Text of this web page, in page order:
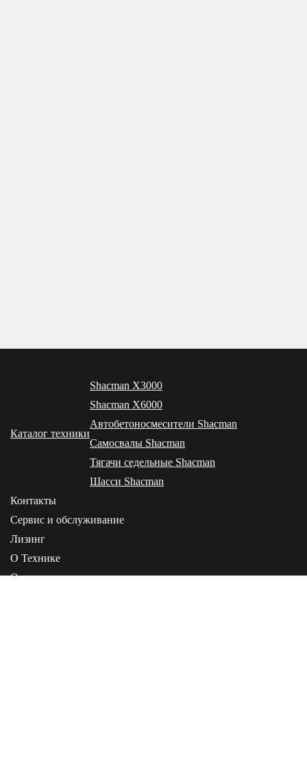
Каталог техники
Shacman X3000
Shacman X6000
Автобетоносмесители Shacman
Самосвалы Shacman
Тягачи седельные Shacman
Шасси Shacman
Контакты
Сервис и обслуживание
Лизинг
О Технике
О компании